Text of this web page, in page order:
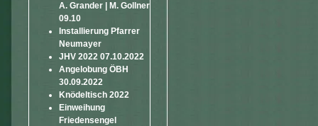
A. Grander | M. Gollner
09.10
Installierung Pfarrer
Neumayer
JHV 2022 07.10.2022
Angelobung ÖBH
30.09.2022
Knödeltisch 2022
Einweihung
Friedensengel